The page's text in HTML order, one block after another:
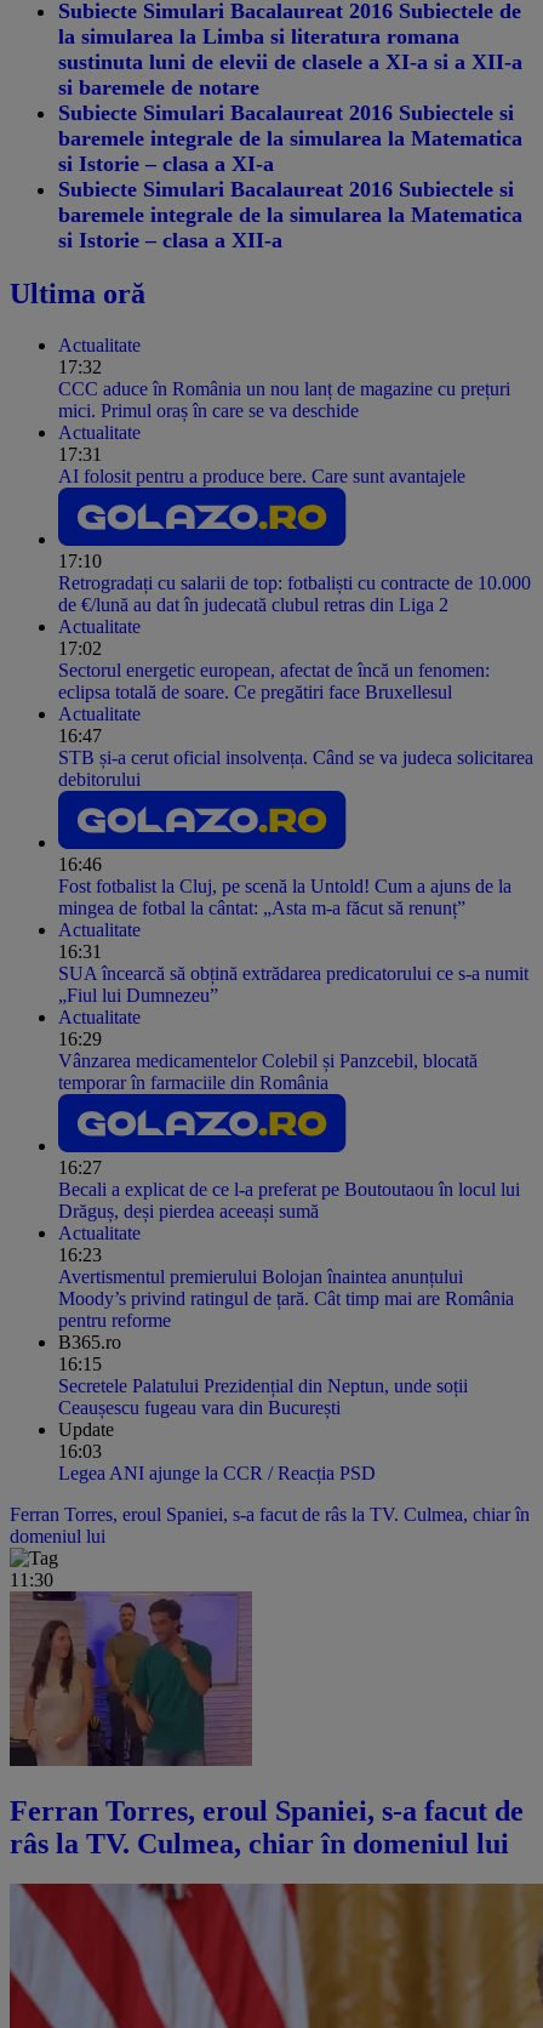
Subiecte Simulari Bacalaureat 2016 Subiectele de
la simularea la Limba si literatura romana
sustinuta luni de elevii de clasele a XI-a si a XII-a
si baremele de notare
Subiecte Simulari Bacalaureat 2016 Subiectele si
baremele integrale de la simularea la Matematica
si Istorie – clasa a XI-a
Subiecte Simulari Bacalaureat 2016 Subiectele si
baremele integrale de la simularea la Matematica
si Istorie – clasa a XII-a
Ultima oră
Actualitate
17:32
CCC aduce în România un nou lanț de magazine cu prețuri
mici. Primul oraș în care se va deschide
Actualitate
17:31
AI folosit pentru a produce bere. Care sunt avantajele
17:10
Retrogradați cu salarii de top: fotbaliști cu contracte de 10.000
de €/lună au dat în judecată clubul retras din Liga 2
Actualitate
17:02
Sectorul energetic european, afectat de încă un fenomen:
eclipsa totală de soare. Ce pregătiri face Bruxellesul
Actualitate
16:47
STB și-a cerut oficial insolvența. Când se va judeca solicitarea
debitorului
16:46
Fost fotbalist la Cluj, pe scenă la Untold! Cum a ajuns de la
mingea de fotbal la cântat: „Asta m-a făcut să renunț”
Actualitate
16:31
SUA încearcă să obțină extrădarea predicatorului ce s-a numit
„Fiul lui Dumnezeu”
Actualitate
16:29
Vânzarea medicamentelor Colebil și Panzcebil, blocată
temporar în farmaciile din România
16:27
Becali a explicat de ce l-a preferat pe Boutoutaou în locul lui
Drăguș, deși pierdea aceeași sumă
Actualitate
16:23
Avertismentul premierului Bolojan înaintea anunțului
Moody’s privind ratingul de țară. Cât timp mai are România
pentru reforme
B365.ro
16:15
Secretele Palatului Prezidențial din Neptun, unde soții
Ceaușescu fugeau vara din București
Update
16:03
Legea ANI ajunge la CCR / Reacția PSD
Ferran Torres, eroul Spaniei, s-a facut de râs la TV. Culmea, chiar în
domeniul lui
11:30
Ferran Torres, eroul Spaniei, s-a facut de
râs la TV. Culmea, chiar în domeniul lui